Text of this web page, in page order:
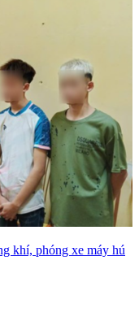
khí, phóng xe máy hú